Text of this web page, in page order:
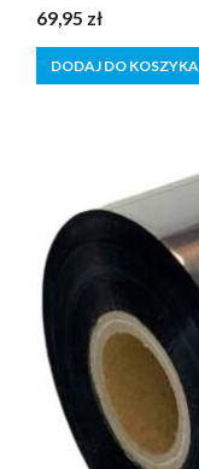
0
z
5
69,95 zł
DODAJ DO KOSZYKA